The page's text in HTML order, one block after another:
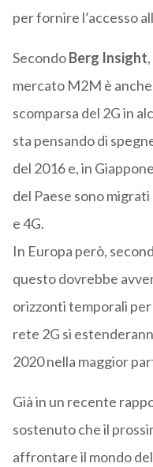
per fornire l’accesso
SecondoBerg Insight
mercato M2M è
scomparsa del 2G in
sta pensando di
del 2016 e, in
del Paese sono
e 4G.
In Europa però,
questo dovrebbe
orizzonti temporali
rete 2G si
2020 nella maggior
Già in un recente
sostenuto che il
affrontare il mondo